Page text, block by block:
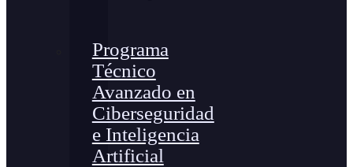
Programa
Técnico
Avanzado en
Ciberseguridad
e Inteligencia
Artificial